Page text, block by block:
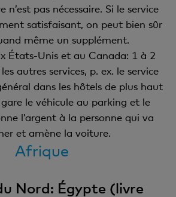
n’est pas nécessaire. Si le service
satisfaisant, on peut bien sûr
même un supplément.
États-Unis et au Canada: 1 à 2
autres services, p. ex. le service
dans les hôtels de plus haut
le véhicule au parking et le
l’argent à la personne qui va
et amène la voiture.
Afrique
Nord: Égypte (livre